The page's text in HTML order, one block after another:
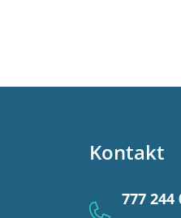
Kontakt
777 244